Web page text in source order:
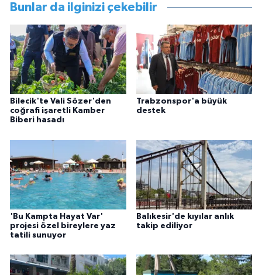
Bunlar da ilginizi çekebilir
Bilecik'te Vali Sözer'den
coğrafi işaretli Kamber
Biberi hasadı
Trabzonspor'a büyük
destek
'Bu Kampta Hayat Var'
projesi özel bireylere yaz
tatili sunuyor
Balıkesir'de kıyılar anlık
takip ediliyor